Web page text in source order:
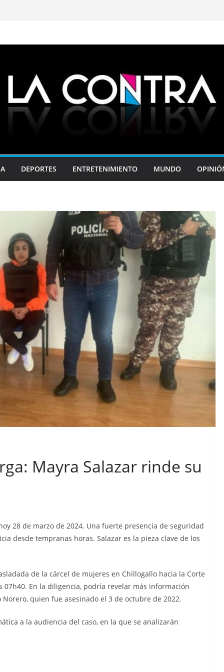
DEPORTES ENTRETENIMIENTO MUNDO
Mayra Salazar rinde su
28 de marzo de 2024. Una fuerte presencia de seguridad
desde tempranas horas. Salazar es la pieza clave de los
de la cárcel de mujeres en Chillogallo hacia la Corte
07h40. En la diligencia, podría revelar más información
quien fue asesinado el 3 de octubre de 2022.
a la audiencia del caso, en la que se analizarán
está
de
funcionario municipal